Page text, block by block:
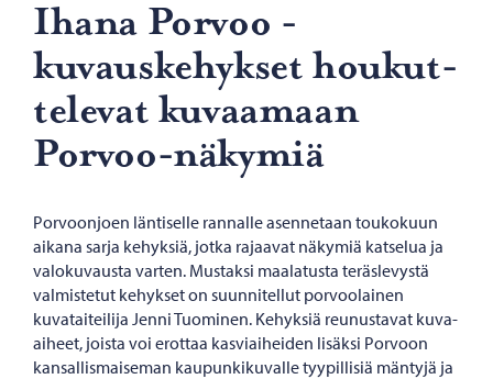
Ihana Por­voo -​
kuvauskehykset hou­kut­
te­le­vat ku­vaa­maan
Porvoo-​näkymiä
Porvoonjoen läntiselle rannalle asennetaan toukokuun
aikana sarja kehyksiä, jotka rajaavat näkymiä katselua ja
valokuvausta varten. Mustaksi maalatusta teräslevystä
valmistetut kehykset on suunnitellut porvoolainen
kuvataiteilija Jenni Tuominen. Kehyksiä reunustavat kuva-
aiheet, joista voi erottaa kasviaiheiden lisäksi Porvoon
kansallismaiseman kaupunkikuvalle tyypillisiä mäntyjä ja